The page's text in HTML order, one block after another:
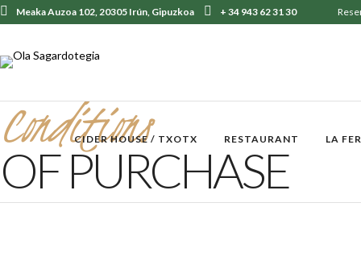
Meaka Auzoa 102, 20305 Irún, Gipuzkoa + 34 943 62 31 30
CIDER HOUSE / TXOTX RESTAURANT LA
Conditions
OF PURCHASE